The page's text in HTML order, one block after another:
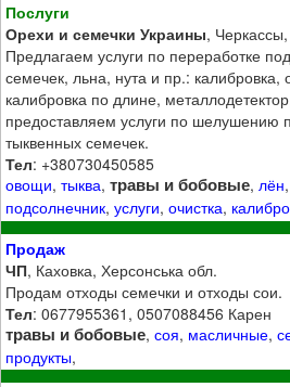
Послуги
Орехи и семечки Украины,
Предлагаем услуги по переработке
семечек, льна, нута и пр.: калибровка,
калибровка по длине,
предоставляем услуги по шелушению
тыквенных семечек.
Тел: +380730450585
овощи,тыква,травы и бобовые,лён,
подсолнечник,услуги,очистка,
Продаж
ЧП, Каховка, Херсонська обл.
Продам отходы семечки и отходы сои.
Тел: 0677955361, 0507088456 Карен
травы и бобовые,соя, масличные,
продукты,